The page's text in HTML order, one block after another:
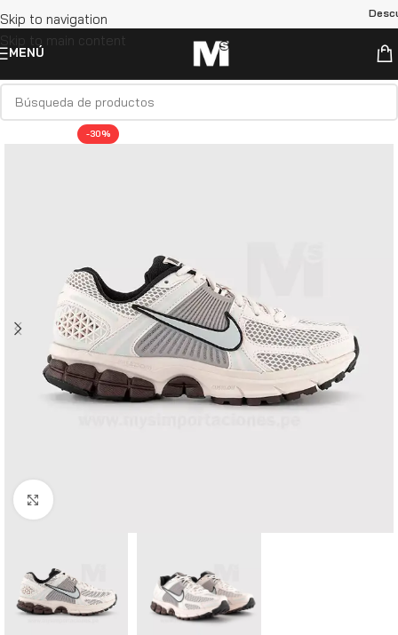
Skip to navigation
Skip to main content
MENÚ
-30%
Haga Click para agrandar